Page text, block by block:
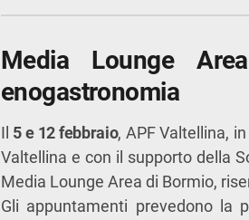
Media Lounge
enogastronomia
Il 5 e 12 febbraio, APF Valtellina,
Valtellina e con il supporto della
Media Lounge Area di Bormio,
Gli appuntamenti prevedono la